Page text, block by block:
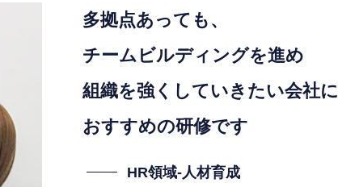
多拠点あっても、
チームビルディングを進め
組織を強くしていきたい会社に
おすすめの研修です
HR領域-⼈材育成